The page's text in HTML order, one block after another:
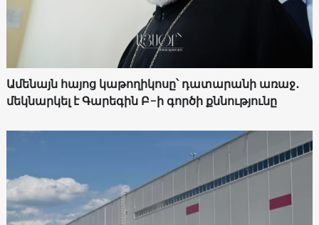
Ամենայն հայոց կաթողիկոսը՝ դատարանի առաջ․
մեկնարկել է Գարեգին Բ-ի գործի քննությունը